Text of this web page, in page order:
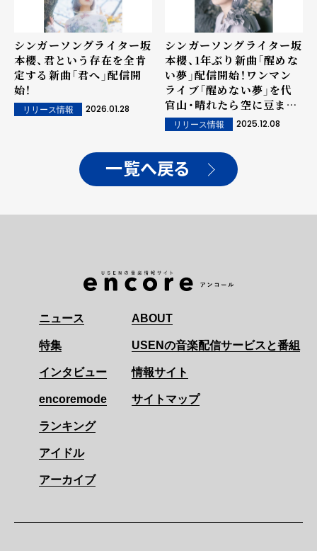
シンガーソングライター坂
本櫻、君という存在を全肯
定する新曲「君へ」配信開
始！
リリース情報 2026.01.28
シンガーソングライター坂
本櫻、1年ぶり新曲「醒めな
い夢」配信開始！ワンマン
ライブ「醒めない夢」を代
官山・晴れたら空に豆まい
てにて開催！
リリース情報 2025.12.08
一覧へ戻る
ニュース
特集
インタビュー
encoremode
ランキング
アイドル
アーカイブ
ABOUT
USENの音楽配信サービスと番組
情報サイト
サイトマップ